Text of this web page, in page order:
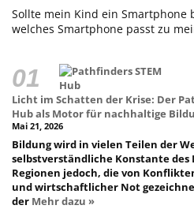
Sollte mein Kind ein Smartphone
welches Smartphone passt zu
Licht im Schatten der Krise: Der
Hub als Motor für nachhaltige
Mai 21, 2026
Bildung wird in vielen Teilen der
selbstverständliche Konstante des
Regionen jedoch, die von
und wirtschaftlicher Not
der Mehr dazu »